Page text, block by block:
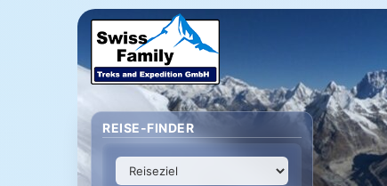
REISE-FINDER